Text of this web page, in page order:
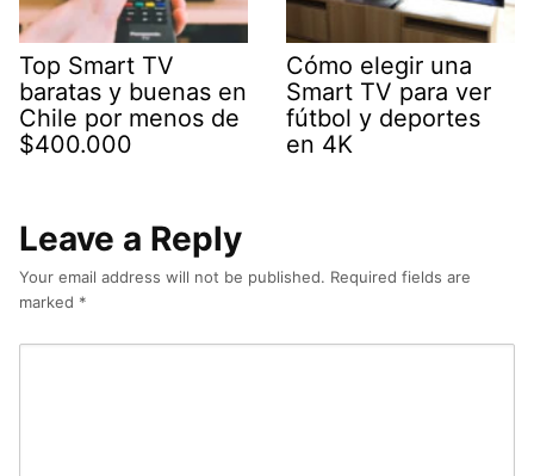
Top Smart TV
baratas y buenas en
Chile por menos de
$400.000
Cómo elegir una
Smart TV para ver
fútbol y deportes
en 4K
Leave a Reply
Your email address will not be published. Required fields are
marked *